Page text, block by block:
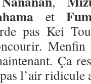
et
pas Kei
Ça
l’air ridicule